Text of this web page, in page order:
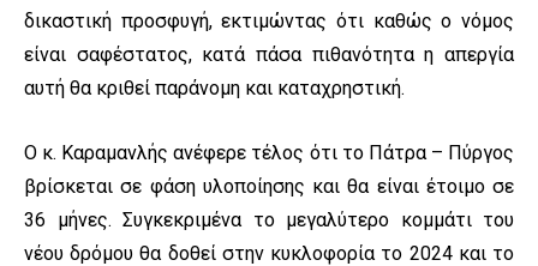
δικαστική προσφυγή, εκτιμώντας ότι καθώς ο νόμος
είναι σαφέστατος, κατά πάσα πιθανότητα η απεργία
αυτή θα κριθεί παράνομη και καταχρηστική.
Ο κ. Καραμανλής ανέφερε τέλος ότι το Πάτρα – Πύργος
βρίσκεται σε φάση υλοποίησης και θα είναι έτοιμο σε
36 μήνες. Συγκεκριμένα το μεγαλύτερο κομμάτι του
νέου δρόμου θα δοθεί στην κυκλοφορία το 2024 και το